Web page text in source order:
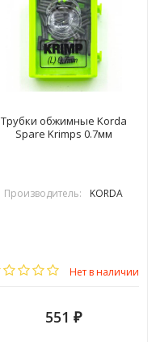
Трубки обжимные Korda
Spare Krimps 0.7мм
Производитель: KORDA
Нет в наличии
551 ₽